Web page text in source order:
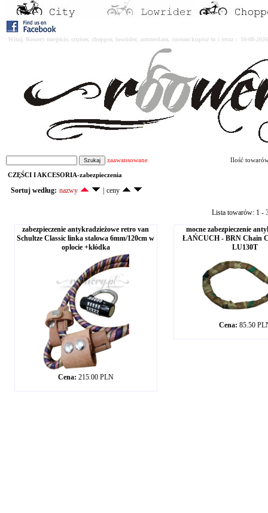
Witaj. Rowery miejskie, cruiser, chopper, lowrider, amsterdam, custom kupisz tu i teraz : 10-08-
zaawansowane Ilość
CZĘŚCI I AKCESORIA-zabezpieczenia
Sortuj według: nazwy ceny
Lista towarów: 1 -
zabezpieczenie antykradzieżowe retro van
Schultze Classic linka stalowa 6mm/120cm w
oplocie +kłódka
Cena: 215.00 PLN
mocne zabezpieczenie
ŁAŃCUCH - BRN Chain
LU130T
Cena: 85.50